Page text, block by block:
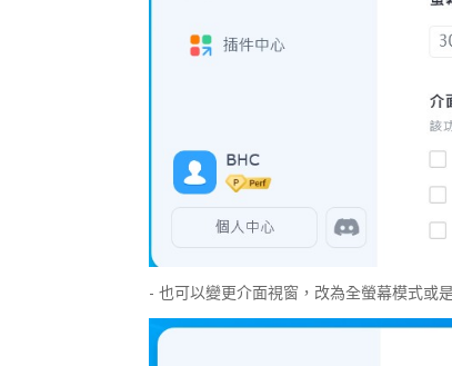
- 也可以變更介面視窗，改為全螢幕模式或